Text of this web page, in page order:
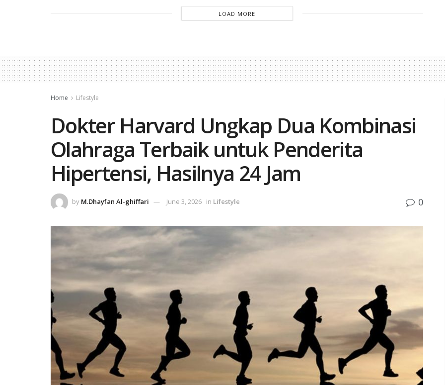
LOAD MORE
Home Lifestyle
Dokter Harvard Ungkap Dua Kombinasi
Olahraga Terbaik untuk Penderita
Hipertensi, Hasilnya 24 Jam
by M.Dhayfan Al-ghiffari June 3, 2026 in Lifestyle 0